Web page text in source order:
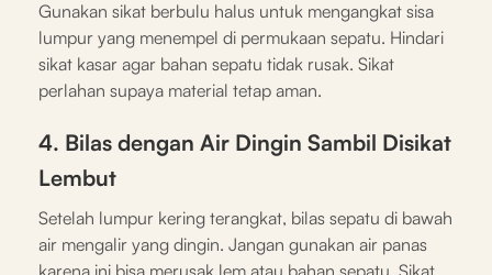
Gunakan sikat berbulu halus untuk mengangkat sisa
lumpur yang menempel di permukaan sepatu. Hindari
sikat kasar agar bahan sepatu tidak rusak. Sikat
perlahan supaya material tetap aman.
4. Bilas dengan Air Dingin Sambil Disikat
Lembut
Setelah lumpur kering terangkat, bilas sepatu di bawah
air mengalir yang dingin. Jangan gunakan air panas